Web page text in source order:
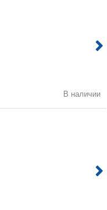
В наличии